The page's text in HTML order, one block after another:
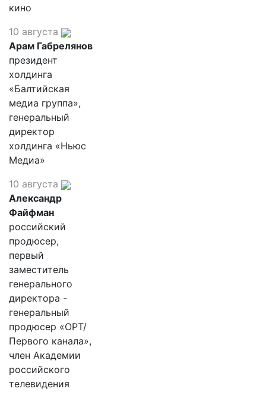
кино
10 августа
Арам Габрелянов
президент
холдинга
«Балтийская
медиа группа»,
генеральный
директор
холдинга «Ньюс
Медиа»
10 августа
Александр
Файфман
российский
продюсер,
первый
заместитель
генерального
директора -
генеральный
продюсер «ОРТ/
Первого канала»,
член Академии
российского
телевидения